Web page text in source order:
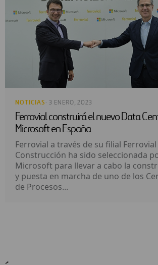
NOTICIAS · 3 ENERO, 2023
Ferrovial construirá el nuevo Data
Microsoft en España
Ferrovial a través de su filial Ferrovial
Construcción ha sido seleccionada
Microsoft para llevar a cabo la
y puesta en marcha de uno de los
de Procesos...